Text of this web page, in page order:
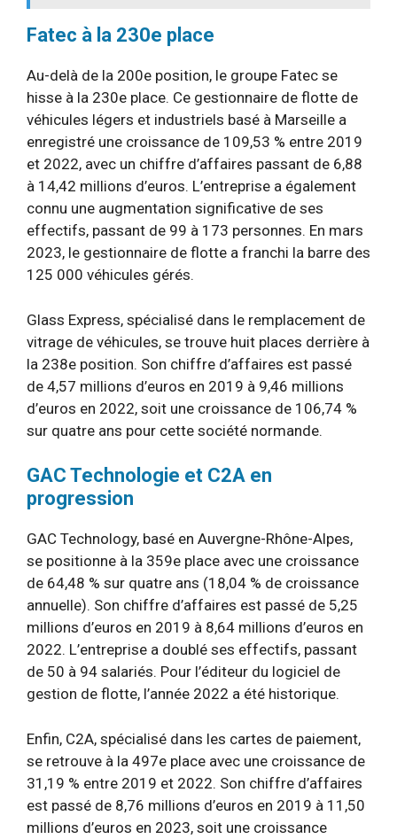
Fatec à la 230e place
Au-delà de la 200e position, le groupe Fatec se
hisse à la 230e place. Ce gestionnaire de flotte de
véhicules légers et industriels basé à Marseille a
enregistré une croissance de 109,53 % entre 2019
et 2022, avec un chiffre d’affaires passant de 6,88
à 14,42 millions d’euros. L’entreprise a également
connu une augmentation significative de ses
effectifs, passant de 99 à 173 personnes. En mars
2023, le gestionnaire de flotte a franchi la barre des
125 000 véhicules gérés.
Glass Express, spécialisé dans le remplacement de
vitrage de véhicules, se trouve huit places derrière à
la 238e position. Son chiffre d’affaires est passé
de 4,57 millions d’euros en 2019 à 9,46 millions
d’euros en 2022, soit une croissance de 106,74 %
sur quatre ans pour cette société normande.
GAC Technologie et C2A en
progression
GAC Technology, basé en Auvergne-Rhône-Alpes,
se positionne à la 359e place avec une croissance
de 64,48 % sur quatre ans (18,04 % de croissance
annuelle). Son chiffre d’affaires est passé de 5,25
millions d’euros en 2019 à 8,64 millions d’euros en
2022. L’entreprise a doublé ses effectifs, passant
de 50 à 94 salariés. Pour l’éditeur du logiciel de
gestion de flotte, l’année 2022 a été historique.
Enfin, C2A, spécialisé dans les cartes de paiement,
se retrouve à la 497e place avec une croissance de
31,19 % entre 2019 et 2022. Son chiffre d’affaires
est passé de 8,76 millions d’euros en 2019 à 11,50
millions d’euros en 2023, soit une croissance